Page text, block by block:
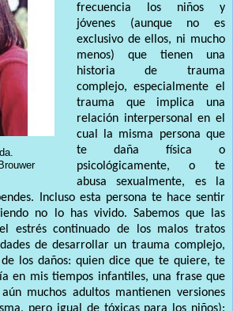
frecuencia los niños y
jóvenes (aunque no es
exclusivo de ellos, ni mucho
menos) que tienen una
historia de trauma
complejo, especialmente el
trauma que implica una
relación interpersonal en el
cual la misma persona que
te daña física o
psicológicamente, o te
abusa sexualmente, es la
Incluso esta persona te hace sentir
no lo has vivido. Sabemos que las
estrés continuado de los malos tratos
de desarrollar un trauma complejo,
los daños: quien dice que te quiere, te
en mis tiempos infantiles, una frase que
muchos adultos mantienen versiones
pero igual de tóxicas para los niños):